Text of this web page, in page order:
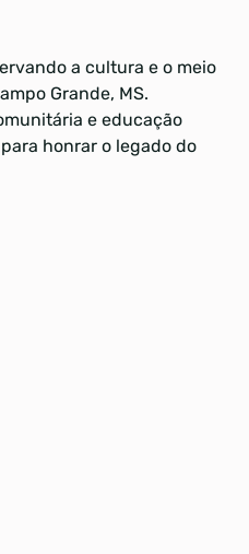
a cultura e o meio
Grande, MS.
e educação
honrar o legado do